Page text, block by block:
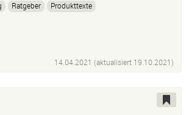
Ratgeber
Produkttexte
14.04.2021 (aktualisiert 19.10.2021)